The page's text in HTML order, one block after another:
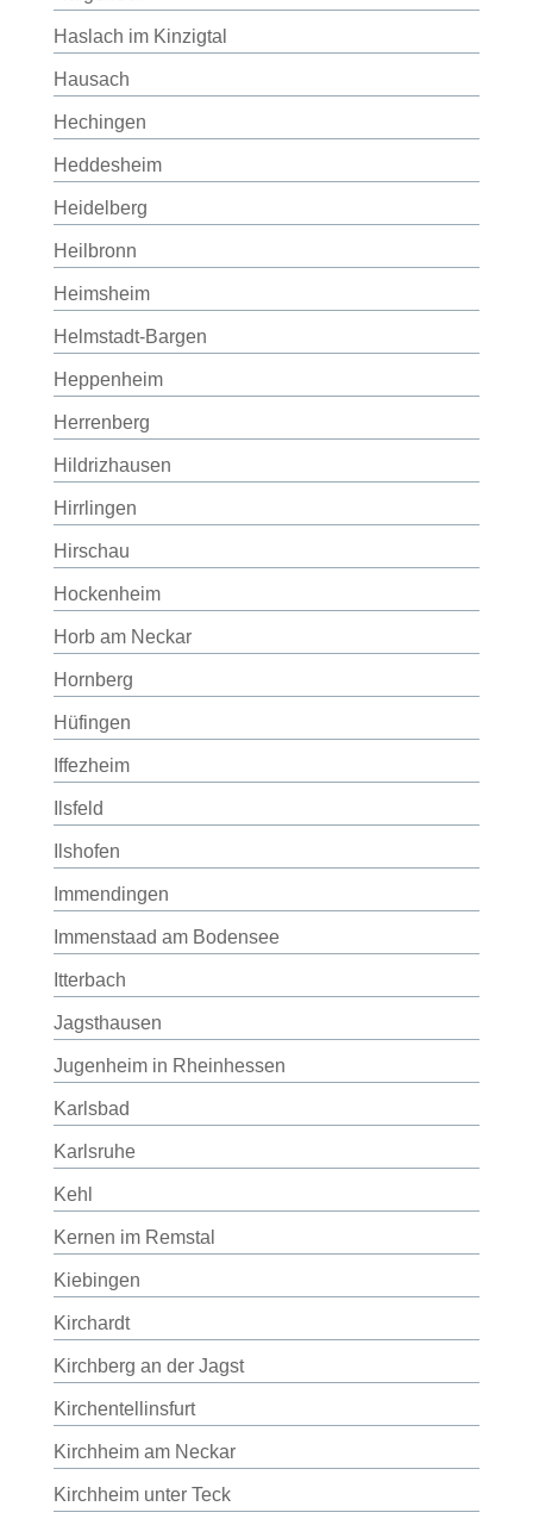
Haslach im Kinzigtal
Hausach
Hechingen
Heddesheim
Heidelberg
Heilbronn
Heimsheim
Helmstadt-Bargen
Heppenheim
Herrenberg
Hildrizhausen
Hirrlingen
Hirschau
Hockenheim
Horb am Neckar
Hornberg
Hüfingen
Iffezheim
Ilsfeld
Ilshofen
Immendingen
Immenstaad am Bodensee
Itterbach
Jagsthausen
Jugenheim in Rheinhessen
Karlsbad
Karlsruhe
Kehl
Kernen im Remstal
Kiebingen
Kirchardt
Kirchberg an der Jagst
Kirchentellinsfurt
Kirchheim am Neckar
Kirchheim unter Teck